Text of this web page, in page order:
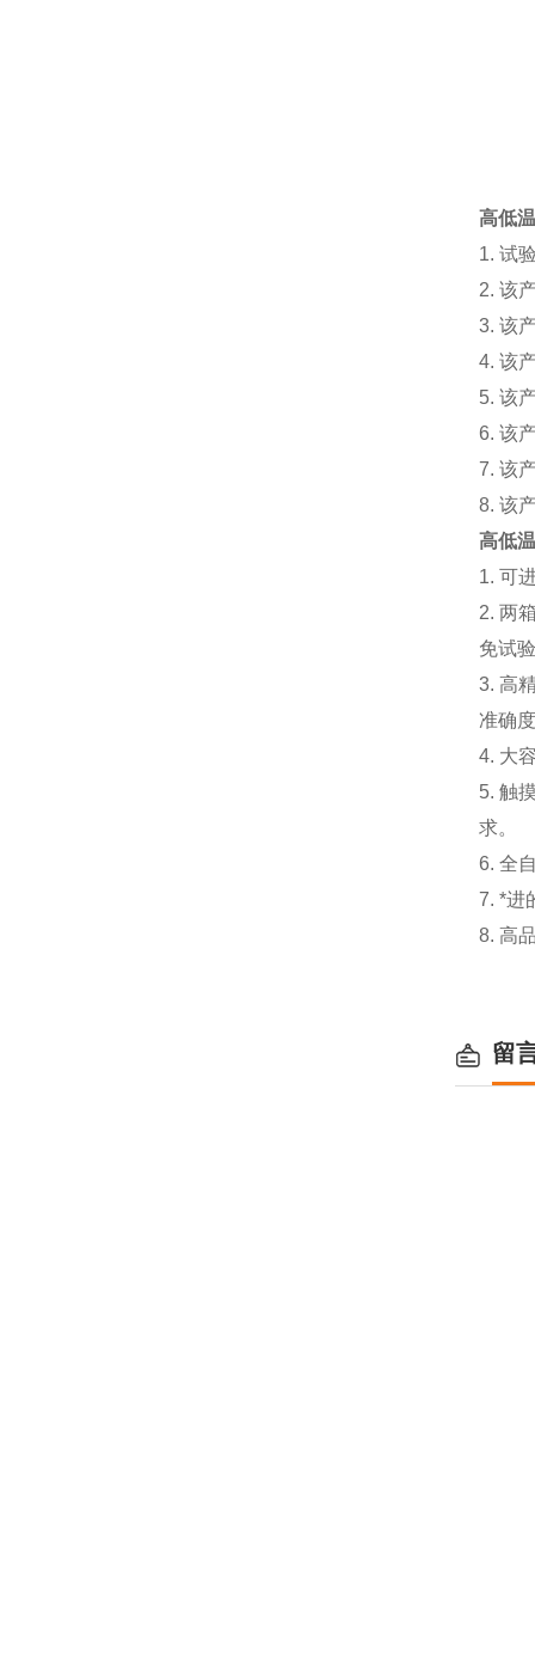
高低
1. 试
2. 该
3. 该
4. 该
5. 该
6. 该
7. 该
8. 该
高低
1. 可
2. 两
免试
3. 高
准确
4. 大
5. 触
求。
6. 全
7. *进
8. 高
留